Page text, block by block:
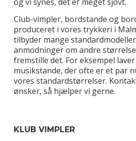
Club-vimpler, bordstande og
produceret i vores trykkeri i
tilbyder mange
anmodninger om andre
fremstille det. For eksempel
musikstande, der ofte er et par
vores standardstørrelser.
ønsker, så hjælper vi gerne.
KLUB VIMPLER